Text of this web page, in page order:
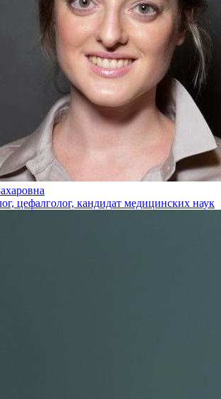
цефалголог, кандидат медицинских наук